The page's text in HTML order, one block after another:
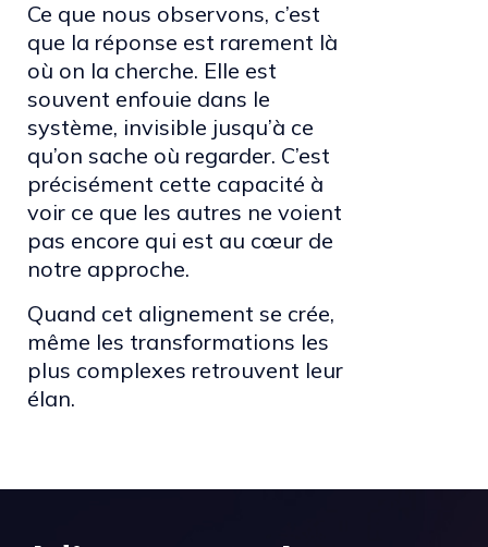
Ce que nous observons, c’est
que la réponse est rarement là
où on la cherche. Elle est
souvent enfouie dans le
système, invisible jusqu’à ce
qu’on sache où regarder. C’est
précisément cette capacité à
voir ce que les autres ne voient
pas encore qui est au cœur de
notre approche.
Quand cet alignement se crée,
même les transformations les
plus complexes retrouvent leur
élan.